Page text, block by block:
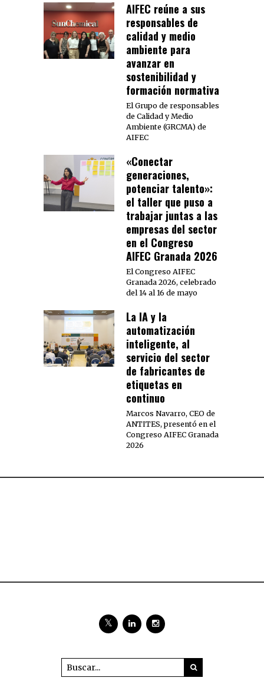
AIFEC reúne a sus
responsables de
calidad y medio
ambiente para
avanzar en
sostenibilidad y
formación normativa
El Grupo de responsables
de Calidad y Medio
Ambiente (GRCMA) de
AIFEC
«Conectar
generaciones,
potenciar talento»:
el taller que puso a
trabajar juntas a las
empresas del sector
en el Congreso
AIFEC Granada 2026
El Congreso AIFEC
Granada 2026, celebrado
del 14 al 16 de mayo
La IA y la
automatización
inteligente, al
servicio del sector
de fabricantes de
etiquetas en
continuo
Marcos Navarro, CEO de
ANTITES, presentó en el
Congreso AIFEC Granada
2026